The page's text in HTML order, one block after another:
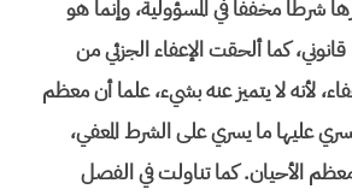
شرطا مخففا في المسؤولية، وإنما هو
كما ألحقت الإعفاء الجزئي من
لأنه لا يتميز عنه بشيء، علما أن معظم
عليها ما يسري على الشرط المعفي،
الأحيان. كما تناولت في الفصل